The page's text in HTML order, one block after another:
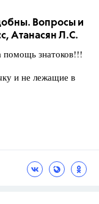
Вопросы и
Атанасян Л.С.
помощь знатоков!!!
и не лежащие в